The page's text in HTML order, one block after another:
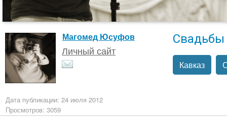
Магомед Юсуфов
Личный сайт
Свадьбы
Кавказ
Дата публикации: 24 июля 2012
Просмотров: 3059